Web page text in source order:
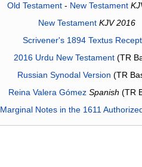
Old Testament- New Testament
New Testament KJV 2016
Scrivener's 1894 Textus
2016 Urdu New Testament(TR
Russian Synodal Version (TR
Reina Valera Gómez Spanish (TR
Marginal Notes in the 1611